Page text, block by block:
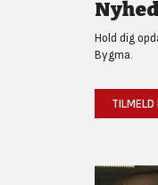
Hold dig
Bygma.
TILMELD